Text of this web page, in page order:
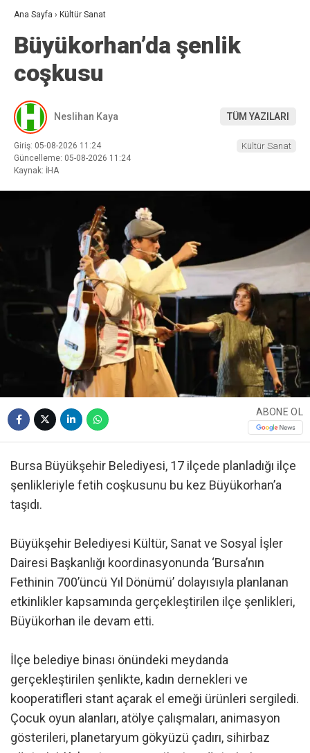
Ana Sayfa › Kültür Sanat
Büyükorhan’da şenlik
coşkusu
Neslihan Kaya TÜM YAZILARI
Giriş: 05-08-2026 11:24
Güncelleme: 05-08-2026 11:24
Kaynak: İHA
Kültür Sanat
ABONE OL
Bursa Büyükşehir Belediyesi, 17 ilçede planladığı ilçe
şenlikleriyle fetih coşkusunu bu kez Büyükorhan’a
taşıdı.
Büyükşehir Belediyesi Kültür, Sanat ve Sosyal İşler
Dairesi Başkanlığı koordinasyonunda ‘Bursa’nın
Fethinin 700’üncü Yıl Dönümü’ dolayısıyla planlanan
etkinlikler kapsamında gerçekleştirilen ilçe şenlikleri,
Büyükorhan ile devam etti.
İlçe belediye binası önündeki meydanda
gerçekleştirilen şenlikte, kadın dernekleri ve
kooperatifleri stant açarak el emeği ürünleri sergiledi.
Çocuk oyun alanları, atölye çalışmaları, animasyon
gösterileri, planetaryum gökyüzü çadırı, sihirbaz